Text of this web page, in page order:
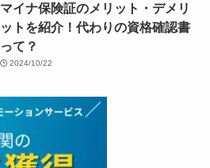
マイナ保険証のメリット・デメリ
ットを紹介！代わりの資格確認書
って？
2024/10/22